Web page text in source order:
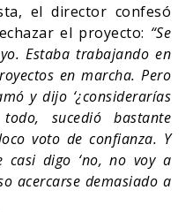
el director confesó
el proyecto: “Se
Estaba trabajando en
en marcha. Pero
y dijo ‘¿considerarías
sucedió bastante
voto de confianza. Y
casi digo ‘no, no voy a
acercarse demasiado a